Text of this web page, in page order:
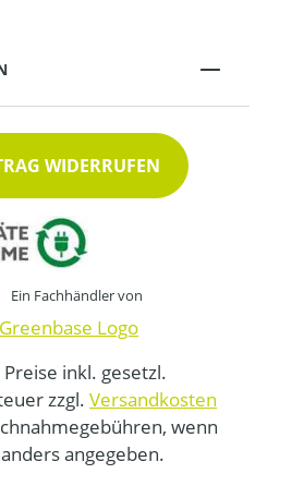
WIDERRUFEN
Ein Fachhändler von
inkl. gesetzl.
zzgl. Versandkosten
wenn
angegeben.